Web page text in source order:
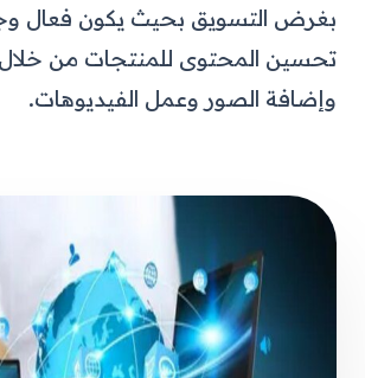
بغرض التسويق بحيث يكون فعال
تحسين المحتوى للمنتجات من
وإضافة الصور وعمل الفيديوهات.